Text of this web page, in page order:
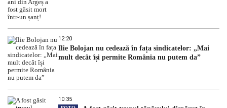
12:20
Ilie Bolojan nu cedează în fața sindicatelor: „Mai
mult decât își permite România nu putem da”
10:35